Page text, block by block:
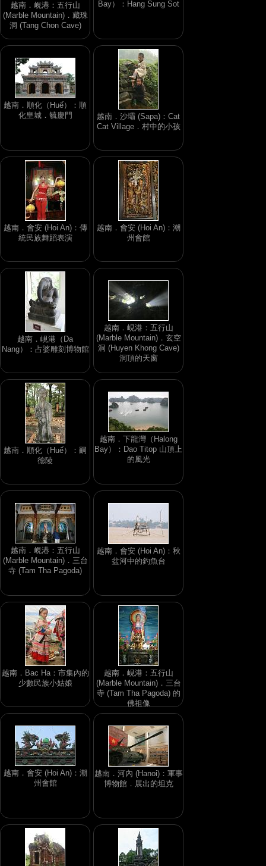
越南．峴港：五行山
(Marble Mountain)．藏珠
洞 (Tang Chon Cave)
Bay）：Hang Sung Sot
越南．順化（Huế）：順
化皇城．毓慶門
越南．沙壩 (Sapa)：Cat
Cat Village．村中的小孩
越南．會安 (Hoi An)：傳
統民族舞蹈表演
越南．會安 (Hoi An)：潮
州會館
越南．峴港（Da
Nang）：占婆雕刻博物館
越南．峴港：五行山
(Marble Mountain)．玄空
洞 (Huyen Khong Cave)
洞頂的天窗
越南．順化（Huế）：嗣
德陵
越南．下龍灣（Halong
Bay）：Dao Titop 山頂上
的風光
越南．峴港：五行山
(Marble Mountain)．三台
寺 (Tam Tha Pagoda)
越南．會安 (Hoi An)：秋
盆河中的釣魚台
越南．Bac Ha：市集內的
少數民族小姑娘
越南．峴港：五行山
(Marble Mountain)．三台
寺 (Tam Tha Pagoda) 的
佛祖像
越南．會安 (Hoi An)：潮
州會館
越南．河內 (Hanoi)：軍事
博物館．展出的坦克